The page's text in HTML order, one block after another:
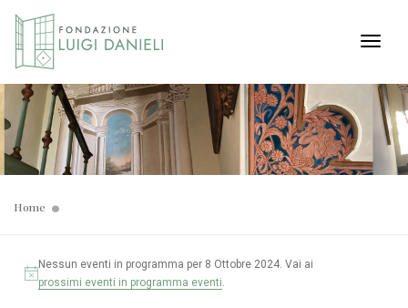
Home
Nessun eventi in programma per 8 Ottobre 2024. Vai ai
prossimi eventi in programma eventi.